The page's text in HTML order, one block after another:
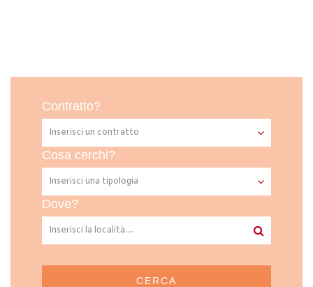
Contratto?
Cosa cerchi?
Dove?
CERCA